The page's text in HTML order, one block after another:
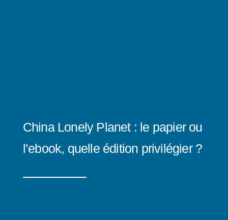
China Lonely Planet : le papier ou
l’ebook, quelle édition privilégier ?